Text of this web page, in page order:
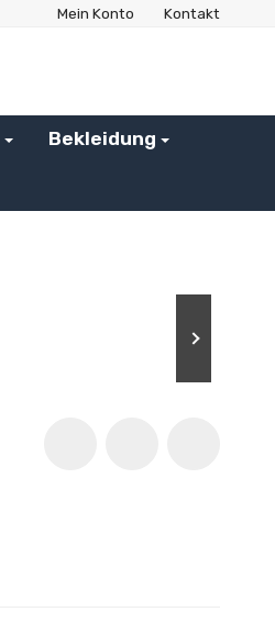
Mein Konto Kontakt
Bekleidung